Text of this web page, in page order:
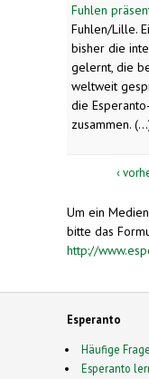
Fuhlen
Fuhlen/Lille.
bisher die
gelernt, die
weltweit
die
zusammen.
‹
Um ein
bitte das
http://
Esperanto
Häufige
Esperanto